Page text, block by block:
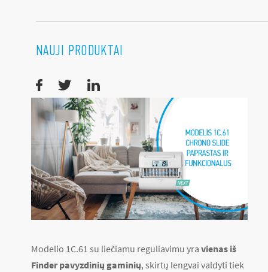
NAUJI PRODUKTAI
Modelio 1C.61 su liečiamu reguliavimu yra vienas iš
Finder pavyzdinių gaminių, skirtų lengvai valdyti tiek